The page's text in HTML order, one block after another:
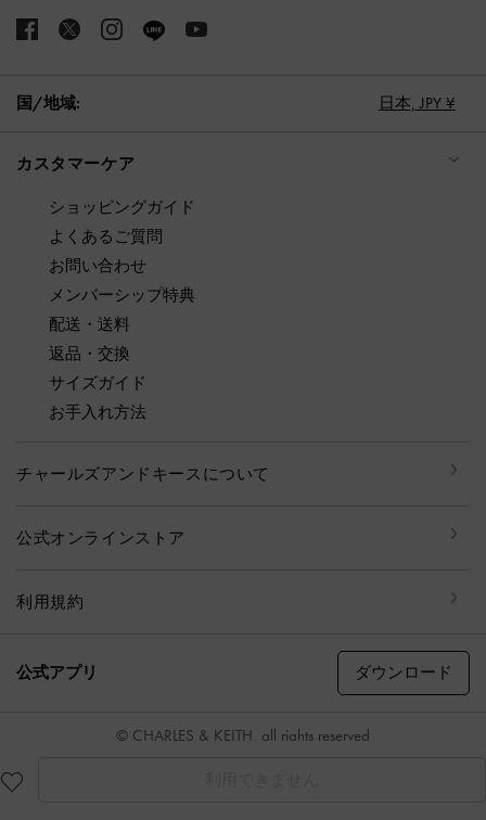
国/地域: 日本, JPY ¥
カスタマーケア
ショッピングガイド
よくあるご質問
お問い合わせ
メンバーシップ特典
配送・送料
返品・交換
サイズガイド
お手入れ方法
チャールズアンドキースについて
公式オンラインストア
利用規約
公式アプリ ダウンロード
© CHARLES & KEITH, all rights reserved